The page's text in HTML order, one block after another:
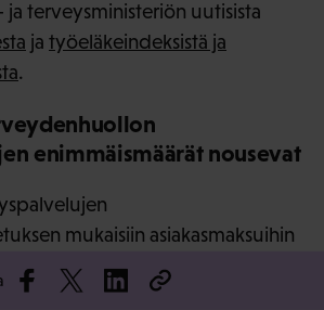
ja terveysministeriön uutisista
ja työeläkeindeksistä ja
.
enimmäismäärät nousevat
mukaisiin asiakasmaksuihin
indeksitarkistukset, minkä
enimmäismäärät nousevat